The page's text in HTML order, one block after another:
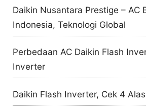
Daikin Nusantara Prestige – AC
Indonesia, Teknologi Global
Perbedaan AC Daikin Flash
Inverter
Daikin Flash Inverter, Cek 4